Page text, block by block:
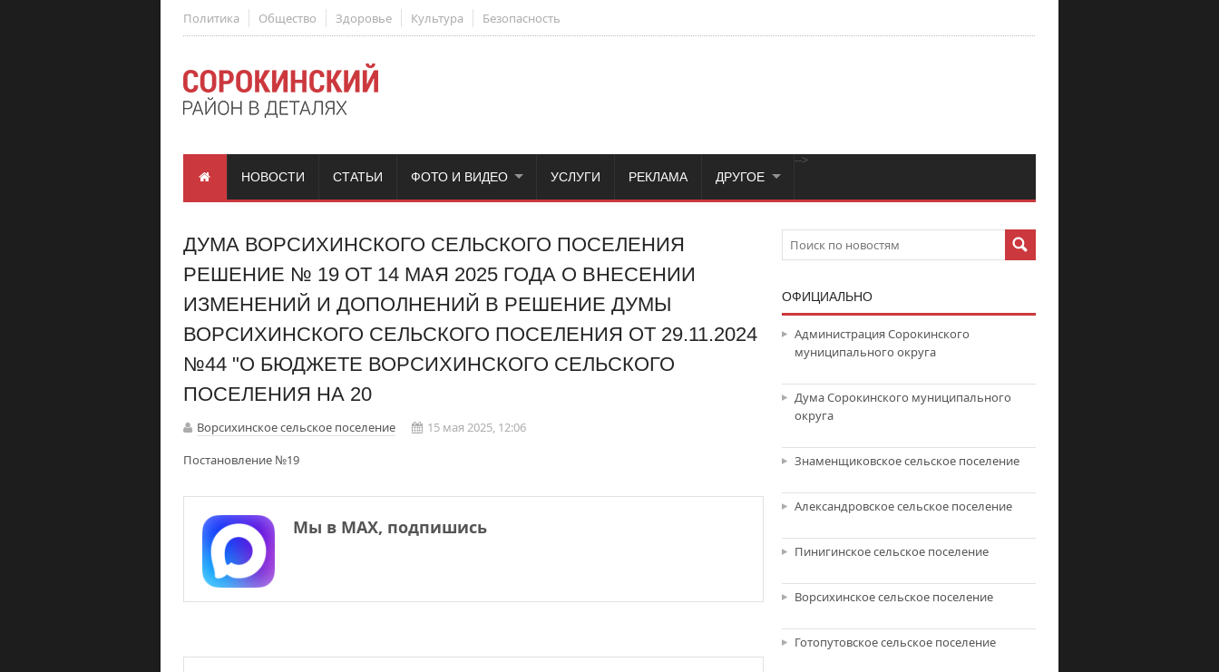
Политика Общество Здоровье Культура Безопасность
НОВОСТИ СТАТЬИ
-->
ФОТО И ВИДЕО УСЛУГИ РЕКЛАМА ДРУГОЕ
ДУМА ВОРСИХИНСКОГО СЕЛЬСКОГО ПОСЕЛЕНИЯ
РЕШЕНИЕ № 19 ОТ 14 МАЯ 2025 ГОДА О ВНЕСЕНИИ
ИЗМЕНЕНИЙ И ДОПОЛНЕНИЙ В РЕШЕНИЕ ДУМЫ
ВОРСИХИНСКОГО СЕЛЬСКОГО ПОСЕЛЕНИЯ ОТ 29.11.2024
№44 "О БЮДЖЕТЕ ВОРСИХИНСКОГО СЕЛЬСКОГО
ПОСЕЛЕНИЯ НА 20
Ворсихинское сельское поселение
15 мая 2025, 12:06
Постановление №19
Мы в МАХ, подпишись
ОФИЦИАЛЬНО
Администрация Сорокинского
муниципального округа
Дума Сорокинского муниципального
округа
Знаменщиковское сельское поселение
Александровское сельское поселение
Пинигинское сельское поселение
Ворсихинское сельское поселение
Готопутовское сельское поселение